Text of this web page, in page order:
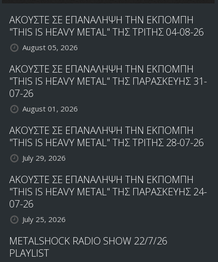
ΑΚΟΥΣΤΕ ΣΕ ΕΠΑΝΑΛΗΨΗ ΤΗΝ ΕΚΠΟΜΠΗ
"THIS IS HEAVY METAL" ΤΗΣ ΤΡΙΤΗΣ 04-08-26
August 05, 2026
ΑΚΟΥΣΤΕ ΣΕ ΕΠΑΝΑΛΗΨΗ ΤΗΝ ΕΚΠΟΜΠΗ
"THIS IS HEAVY METAL" ΤΗΣ ΠΑΡΑΣΚΕΥΗΣ 31-
07-26
August 01, 2026
ΑΚΟΥΣΤΕ ΣΕ ΕΠΑΝΑΛΗΨΗ ΤΗΝ ΕΚΠΟΜΠΗ
"THIS IS HEAVY METAL" ΤΗΣ ΤΡΙΤΗΣ 28-07-26
July 29, 2026
ΑΚΟΥΣΤΕ ΣΕ ΕΠΑΝΑΛΗΨΗ ΤΗΝ ΕΚΠΟΜΠΗ
"THIS IS HEAVY METAL" ΤΗΣ ΠΑΡΑΣΚΕΥΗΣ 24-
07-26
July 25, 2026
METALSHOCK RADIO SHOW 22/7/26
PLAYLIST